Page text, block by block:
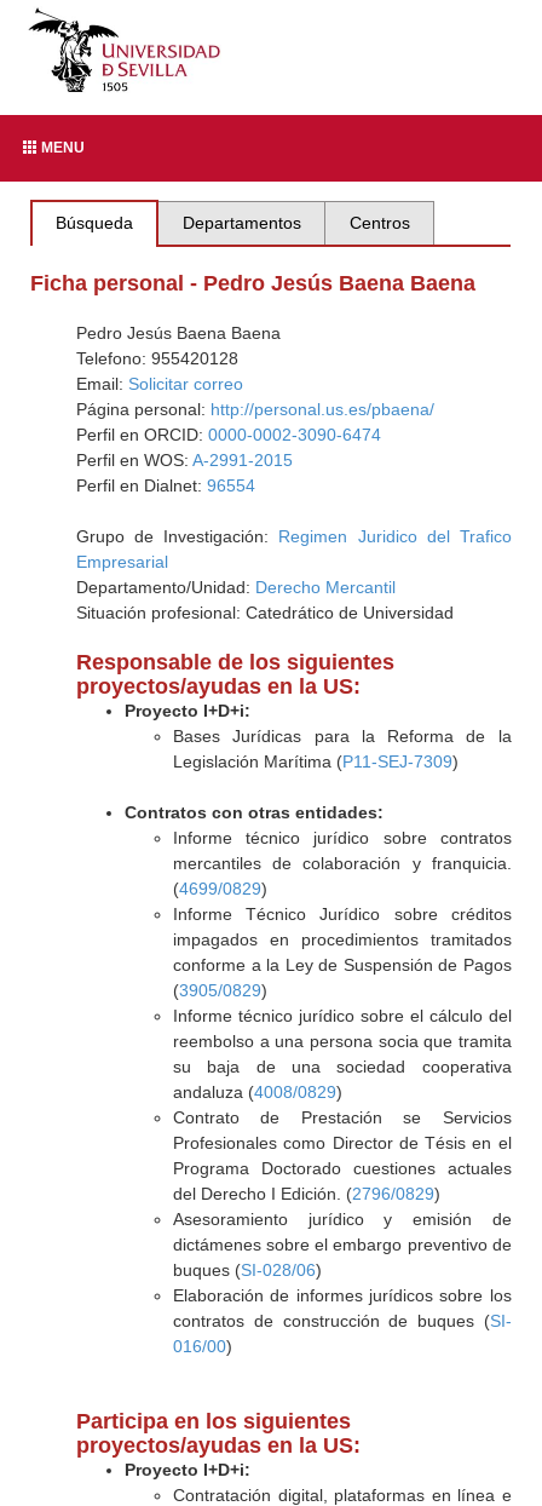
MENU
Búsqueda Departamentos Centros
Ficha personal - Pedro Jesús Baena Baena
Pedro Jesús Baena Baena
Telefono: 955420128
Email: Solicitar correo
Página personal: http://personal.us.es/pbaena/
Perfil en ORCID: 0000-0002-3090-6474
Perfil en WOS: A-2991-2015
Perfil en Dialnet: 96554
Grupo de Investigación: Regimen Juridico del Trafico
Empresarial
Departamento/Unidad: Derecho Mercantil
Situación profesional: Catedrático de Universidad
Responsable de los siguientes
proyectos/ayudas en la US:
Proyecto I+D+i:
Bases Jurídicas para la Reforma de la
Legislación Marítima (P11-SEJ-7309)
Contratos con otras entidades:
Informe técnico jurídico sobre contratos
mercantiles de colaboración y franquicia.
(4699/0829)
Informe Técnico Jurídico sobre créditos
impagados en procedimientos tramitados
conforme a la Ley de Suspensión de Pagos
(3905/0829)
Informe técnico jurídico sobre el cálculo del
reembolso a una persona socia que tramita
su baja de una sociedad cooperativa
andaluza (4008/0829)
Contrato de Prestación se Servicios
Profesionales como Director de Tésis en el
Programa Doctorado cuestiones actuales
del Derecho I Edición. (2796/0829)
Asesoramiento jurídico y emisión de
dictámenes sobre el embargo preventivo de
buques (SI-028/06)
Elaboración de informes jurídicos sobre los
contratos de construcción de buques (SI-
016/00)
Participa en los siguientes
proyectos/ayudas en la US:
Proyecto I+D+i:
Contratación digital, plataformas en línea e